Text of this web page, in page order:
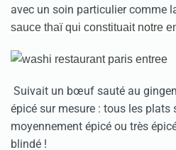
avec un soin particulier comme
sauce thaï qui constituait notre
Suivait un bœuf sauté au
épicé sur mesure : tous les plats
moyennement épicé ou très
blindé !